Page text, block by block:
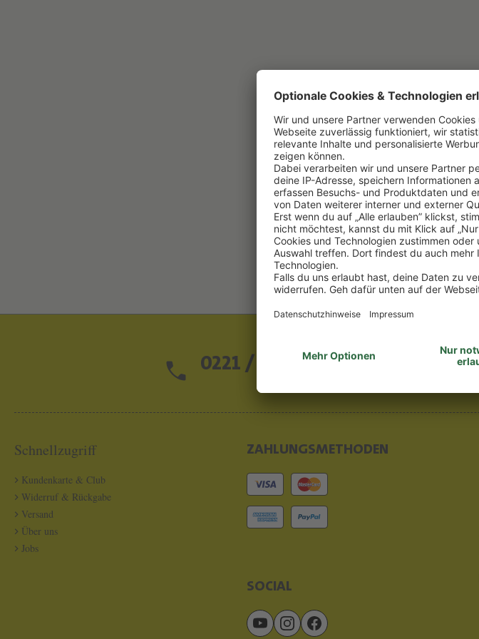
0221 / 13 97 28 - 0
Schnellzugriff
Kundenkarte & Club
Widerruf & Rückgabe
Versand
Über uns
Jobs
ZAHLUNGSMETHODEN
SOCIAL